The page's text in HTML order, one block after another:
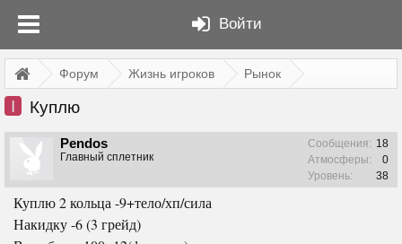
Войти
Форум Жизнь игроков Рынок
I Куплю
Pendos
Главный сплетник
Сообщения: 18
Атмосферы:
0
Уровень:
38
Куплю 2 кольца -9+тело/хп/сила
Накидку -6 (3 грейд)